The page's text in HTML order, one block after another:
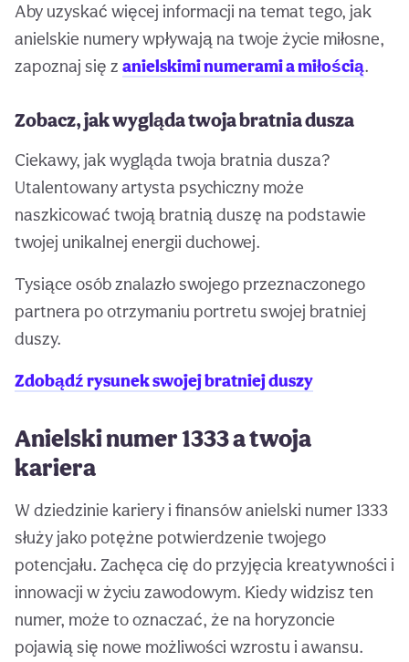
Aby uzyskać więcej informacji na temat tego, jak
anielskie numery wpływają na twoje życie miłosne,
zapoznaj się z anielskimi numerami a miłością.
Zobacz, jak wygląda twoja bratnia dusza
Ciekawy, jak wygląda twoja bratnia dusza?
Utalentowany artysta psychiczny może
naszkicować twoją bratnią duszę na podstawie
twojej unikalnej energii duchowej.
Tysiące osób znalazło swojego przeznaczonego
partnera po otrzymaniu portretu swojej bratniej
duszy.
Zdobądź rysunek swojej bratniej duszy
Anielski numer 1333 a twoja
kariera
W dziedzinie kariery i finansów anielski numer 1333
służy jako potężne potwierdzenie twojego
potencjału. Zachęca cię do przyjęcia kreatywności i
innowacji w życiu zawodowym. Kiedy widzisz ten
numer, może to oznaczać, że na horyzoncie
pojawią się nowe możliwości wzrostu i awansu.